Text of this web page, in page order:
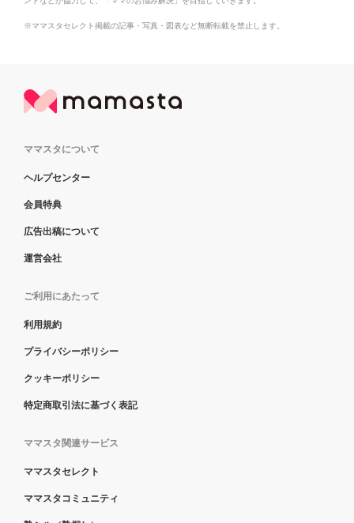
※ママスタセレクト掲載の記事・写真・図表など無断転載を禁止します。
ママスタについて
ヘルプセンター
会員特典
広告出稿について
運営会社
ご利用にあたって
利用規約
プライバシーポリシー
クッキーポリシー
特定商取引法に基づく表記
ママスタ関連サービス
ママスタセレクト
ママスタコミュニティ